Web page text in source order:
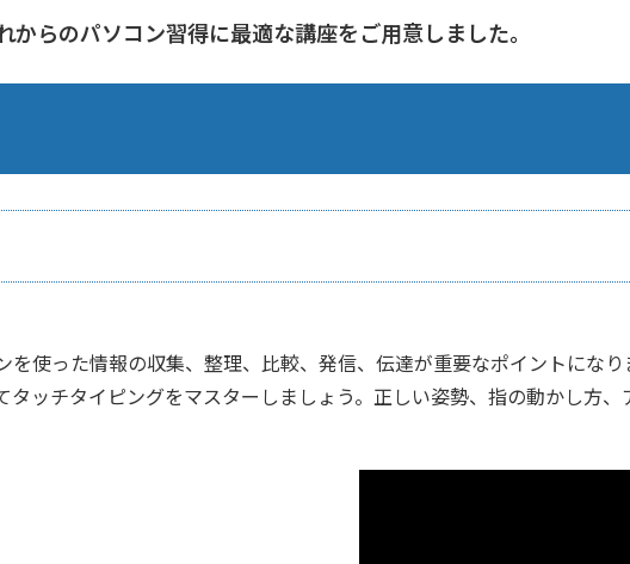
らのパソコン習得に最適な講座をご用意しました。
使った情報の収集、整理、比較、発信、伝達が重要なポイントになり
ッチタイピングをマスターしましょう。正しい姿勢、指の動かし方、